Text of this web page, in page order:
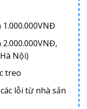
Nội)
treo
lỗi từ nhà sản